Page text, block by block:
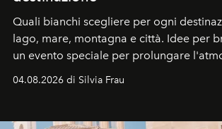
Quali bianchi scegliere per ogni
lago, mare, montagna e città. Idee per
un evento speciale per prolungare
04.08.2026 di Silvia Frau